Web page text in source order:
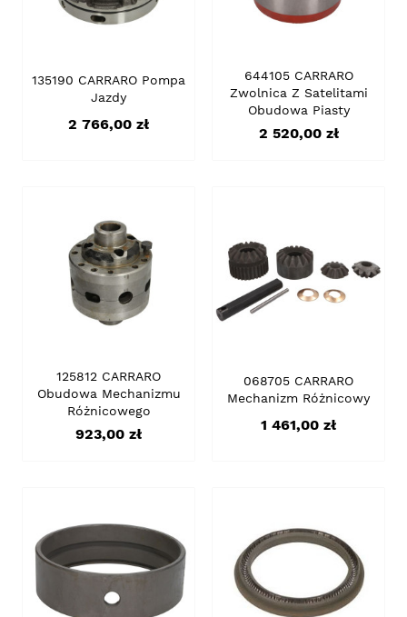
135190 CARRARO Pompa
Jazdy
Cena
2 766,00 zł
644105 CARRARO
Zwolnica Z Satelitami
Obudowa Piasty
Cena
2 520,00 zł
125812 CARRARO
Obudowa Mechanizmu
Różnicowego
Cena
923,00 zł
068705 CARRARO
Mechanizm Różnicowy
Cena
1 461,00 zł